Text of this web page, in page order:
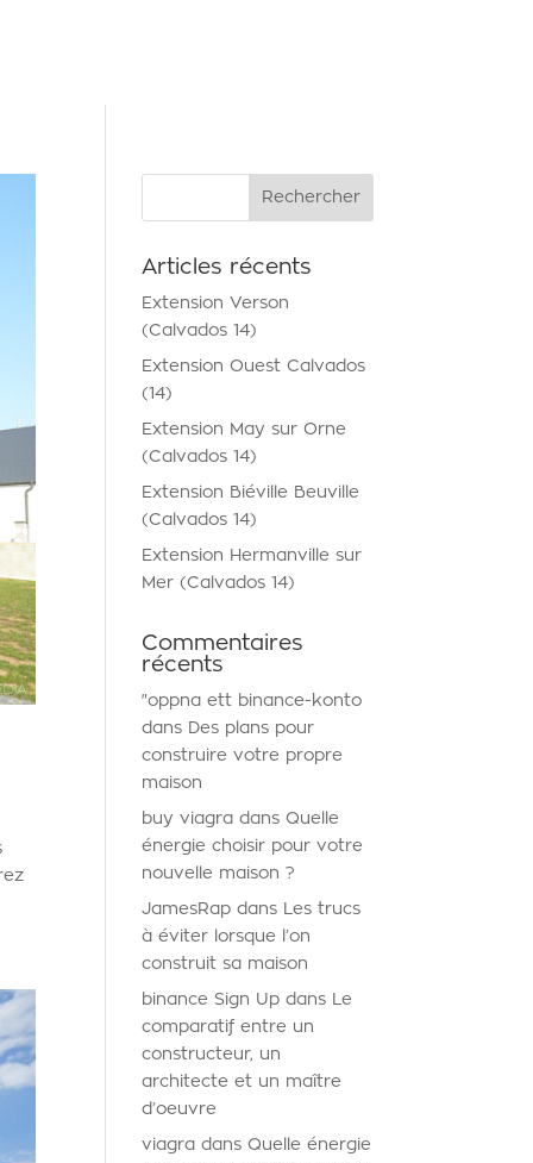
Articles récents
Extension Verson
(Calvados 14)
Extension Ouest Calvados
(14)
Extension May sur Orne
(Calvados 14)
Extension Biéville Beuville
(Calvados 14)
Extension Hermanville sur
Mer (Calvados 14)
Commentaires
récents
"oppna ett binance-konto
dans Des plans pour
construire votre propre
maison
buy viagra dansQuelle
énergie choisir pour votre
nouvelle maison ?
JamesRap dans Les trucs
à éviter lorsque l’on
construit sa maison
binance Sign Up dans Le
comparatif entre un
constructeur, un
architecte et un maître
d’oeuvre
viagra dansQuelle énergie